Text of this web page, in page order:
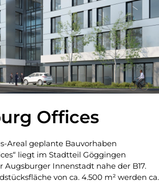
Offices
Areal geplante Bauvorhaben
liegt im Stadtteil Göggingen
Augsburger Innenstadt nahe der B17.
von ca. 4.500 m² werden ca.